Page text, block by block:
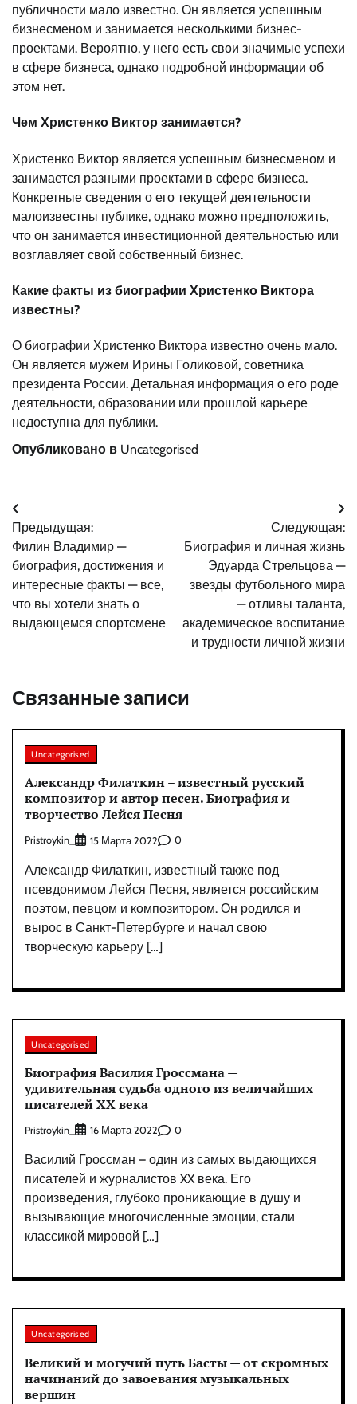
публичности мало известно. Он является успешным
бизнесменом и занимается несколькими бизнес-
проектами. Вероятно, у него есть свои значимые успехи
в сфере бизнеса, однако подробной информации об
этом нет.
Чем Христенко Виктор занимается?
Христенко Виктор является успешным бизнесменом и
занимается разными проектами в сфере бизнеса.
Конкретные сведения о его текущей деятельности
малоизвестны публике, однако можно предположить,
что он занимается инвестиционной деятельностью или
возглавляет свой собственный бизнес.
Какие факты из биографии Христенко Виктора
известны?
О биографии Христенко Виктора известно очень мало.
Он является мужем Ирины Голиковой, советника
президента России. Детальная информация о его роде
деятельности, образовании или прошлой карьере
недоступна для публики.
Опубликовано в Uncategorised
Навигация
по
записям
Предыдущая:
Филин Владимир —
биография, достижения и
интересные факты — все,
что вы хотели знать о
выдающемся спортсмене
Следующая:
Биография и личная жизнь
Эдуарда Стрельцова —
звезды футбольного мира
— отливы таланта,
академическое воспитание
и трудности личной жизни
Связанные записи
Uncategorised
Александр Филаткин – известный русский
композитор и автор песен. Биография и
творчество Лейся Песня
Pristroykin_ 15 Марта 2022 0
Александр Филаткин, известный также под
псевдонимом Лейся Песня, является российским
поэтом, певцом и композитором. Он родился и
вырос в Санкт-Петербурге и начал свою
творческую карьеру […]
Uncategorised
Биография Василия Гроссмана —
удивительная судьба одного из величайших
писателей XX века
Pristroykin_ 16 Марта 2022 0
Василий Гроссман – один из самых выдающихся
писателей и журналистов XX века. Его
произведения, глубоко проникающие в душу и
вызывающие многочисленные эмоции, стали
классикой мировой […]
Uncategorised
Великий и могучий путь Басты — от скромных
начинаний до завоевания музыкальных
вершин